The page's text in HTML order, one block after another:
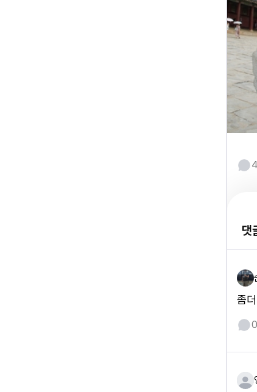
4
댓
좀
0